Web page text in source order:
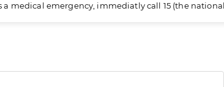
a medical emergency, immediatly call 15 (the